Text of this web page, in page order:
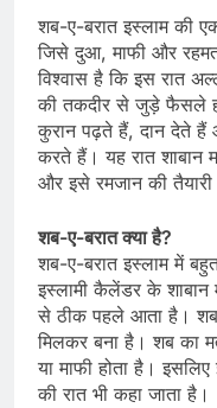
शब-ए-बरात इस्लाम की
जिसे दुआ, माफी और
विश्वास है कि इस रात
की तकदीर से जुड़े फैसले
कुरान पढ़ते हैं, दान देते
करते हैं। यह रात शाबान
और इसे रमजान की
शब-ए-बरात क्या है?
शब-ए-बरात इस्लाम में
इस्लामी कैलेंडर के शाबान
से ठीक पहले आता है।
मिलकर बना है। शब का
या माफी होता है।
की रात भी कहा जाता है।